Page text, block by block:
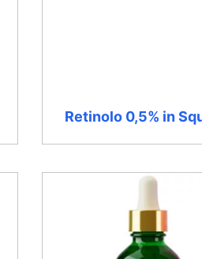
Retinolo 0,5% in